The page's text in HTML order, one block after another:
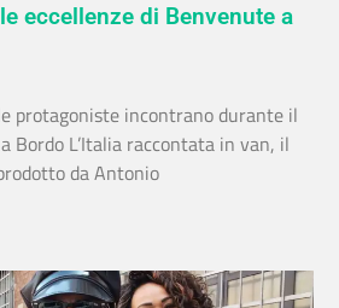
eccellenze di Benvenute a
protagoniste incontrano durante il
Bordo L’Italia raccontata in van, il
da Antonio